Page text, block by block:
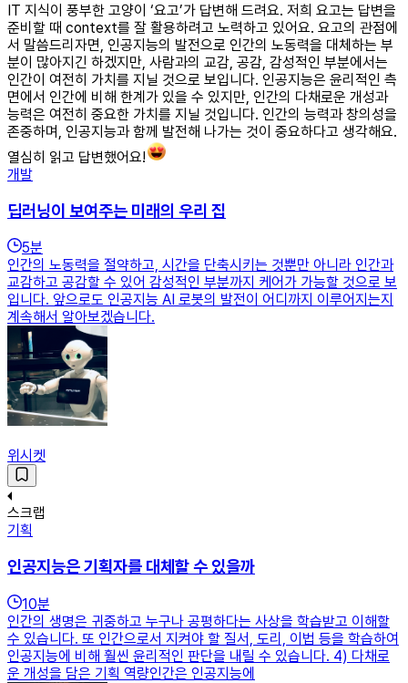
IT 지식이 풍부한 고양이 ‘요고’가 답변해 드려요. 저희 요고는 답변을
준비할 때 context를 잘 활용하려고 노력하고 있어요. 요고의 관점에
서 말씀드리자면, 인공지능의 발전으로 인간의 노동력을 대체하는 부
분이 많아지긴 하겠지만, 사람과의 교감, 공감, 감성적인 부분에서는
인간이 여전히 가치를 지닐 것으로 보입니다. 인공지능은 윤리적인 측
면에서 인간에 비해 한계가 있을 수 있지만, 인간의 다채로운 개성과
능력은 여전히 중요한 가치를 지닐 것입니다. 인간의 능력과 창의성을
존중하며, 인공지능과 함께 발전해 나가는 것이 중요하다고 생각해요.
열심히 읽고 답변했어요!
개발
딥러닝이 보여주는 미래의 우리 집
5분
인간의 노동력을 절약하고, 시간을 단축시키는 것뿐만 아니라 인간과
교감하고 공감할 수 있어 감성적인 부분까지 케어가 가능할 것으로 보
입니다. 앞으로도 인공지능 AI 로봇의 발전이 어디까지 이루어지는지
계속해서 알아보겠습니다.
위시켓
스크랩
기획
인공지능은 기획자를 대체할 수 있을까
10분
인간의 생명은 귀중하고 누구나 공평하다는 사상을 학습받고 이해할
수 있습니다. 또 인간으로서 지켜야 할 질서, 도리, 이법 등을 학습하여
인공지능에 비해 훨씬 윤리적인 판단을 내릴 수 있습니다. 4) 다채로
운 개성을 담은 기획 역량인간은 인공지능에